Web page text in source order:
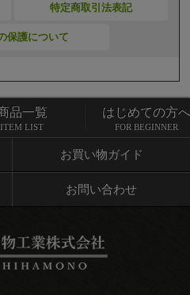
特定商取引法表記
保護について
商品一覧
お買い物ガイド
お問い合わせ
品一覧
ITEM LIST
はじめての方へ
FOR BEGINNER